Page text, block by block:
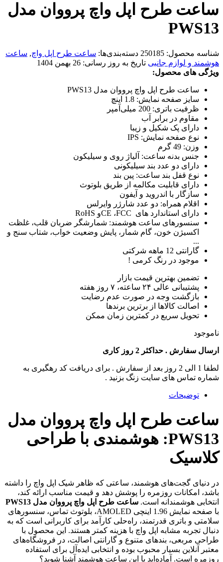
ساعت طرح اپل واچ پرووان مدل
PWS13
شناسه محصول: 250185 دسته‌بندی‌ها: ساعت طرح اپل واچ, ساعت
هوشمند و لوازم جانبی تاریخ به روز رسانی: 26 بهمن 1404
ویژگی های محصول:
ساعت طرح اپل واچ پرووان مدل PWS13
سایز صفحه نمایش: 1.8 اینچ
ظرفیت باتری: 200 میلی‌آمپر
مقاوم در برابر آب
دارای پک شکیل و زیبا
نوع صفحه نمایش: IPS
وزن: 49 گرم
جنس بدنه ساعت: آلیاژ روی و سیلیکون
دارای دو عدد بند سیلیکونی
نوع قفل بند ساعت: پین بند
دارای قابلیت مکالمه از طریق بلوتوث
سازگار با اندروید و آیفون
اقلام همراه: دو عدد شارژر وایرلس
دارای استاندارد های CE ،FCCو RoHS
سنسورهای ساعت هوشمند: شمارشگر ضربان قلب، غلظت
اکسیژن خون، گام شمار، پایش وضعیت خواب، شتاب سنج و
...
گارانتی 12 ماهه شرکتی
موجود در رنگ کرمی !
تضمین بهترین قیمت بازار
پشتیبانی عالی ۲۴ ساعته، ۷ روز هفته
بازگشت وجه در صورت عدم رضایت
اصالت کالاها از برترین برندها
تحویل سریع در کمترین زمان ممکن
ناموجود
ارسال سفارش . حداکثر 2 روز کاری
لطفا 1 الی 2 روز بعد از سفارش . برای دریافت کد رهگیری به
شماره تماس های سایت زنگ بزنید .
توضیحات
ساعت طرح اپل واچ پرووان مدل
PWS13: هوشمندی با طراحی
کلاسیک
در دنیای گجت‌های هوشمند، ساعتی که ظاهر شیک اپل واچ را داشته
باشد، امکانات روزمره را پوشش دهد و قیمت مناسب ارائه کند،
انتخابی هوشمندانه است. ساعت طرح اپل واچ پرووان مدل PWS13
با صفحه نمایش 1.96 اینچی AMOLED، بلوتوث تماس، سنسورهای
سلامتی و باتری قدرتمند، راه‌حلی کارآمد برای کاربرانی است که به
دنبال تجربه مشابه اپل واچ با هزینه کمتر هستند. این محصول با
طراحی مربعی، بندهای متنوع و گارانتی اصالت، در فروشگاه‌های
معتبر آنلاین بسیار محبوب بوده و انتخابی ایده‌آل برای استفاده
روزمره است. آماده‌اید با این ساعت هوشمند آشنا شوید؟